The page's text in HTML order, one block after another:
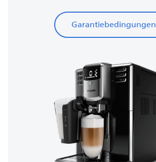
Garantiebedingungen